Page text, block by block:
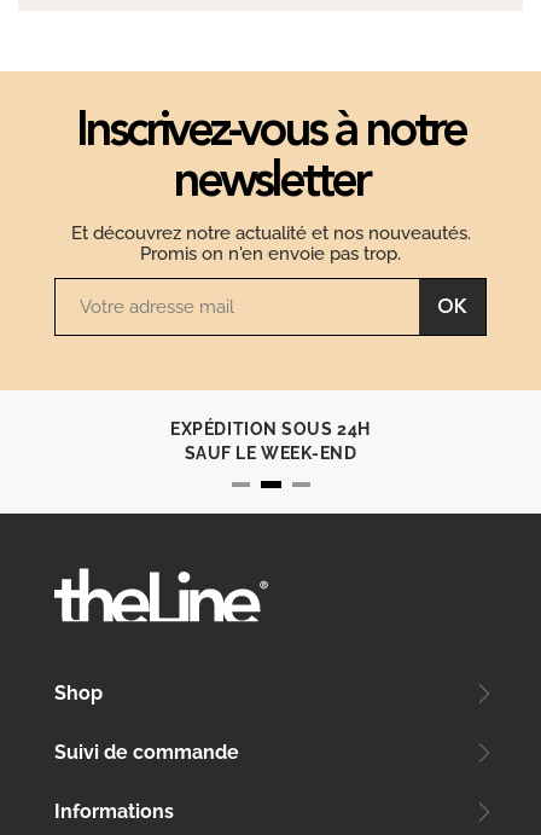
Inscrivez-vous à notre
newsletter
Et découvrez notre actualité et nos nouveautés.
Promis on n'en envoie pas trop.
OK
EXPÉDITION SOUS 24H
SAUF LE WEEK-END
Shop
Suivi de commande
Informations